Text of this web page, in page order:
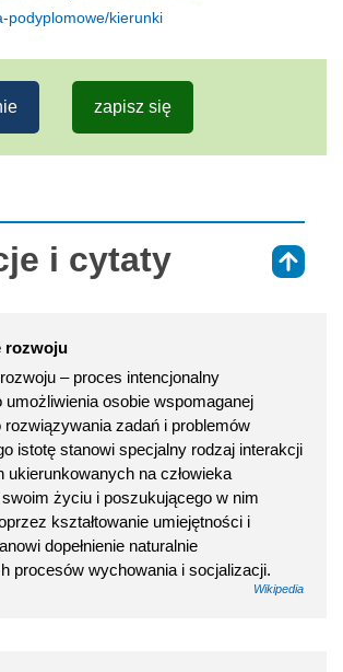
podyplomowe/kierunki
zapisz się
i cytaty
rozwoju
– proces intencjonalny
umożliwienia osobie wspomaganej
rozwiązywania zadań i problemów
istotę stanowi specjalny rodzaj interakcji
ukierunkowanych na człowieka
swoim życiu i poszukującego w nim
kształtowanie umiejętności i
dopełnienie naturalnie
procesów wychowania i socjalizacji.
Wikipedia